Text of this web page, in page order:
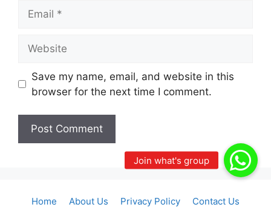
Save my name, email, and website in this
browser for the next time I comment.
Home About Us Privacy Policy Contact Us